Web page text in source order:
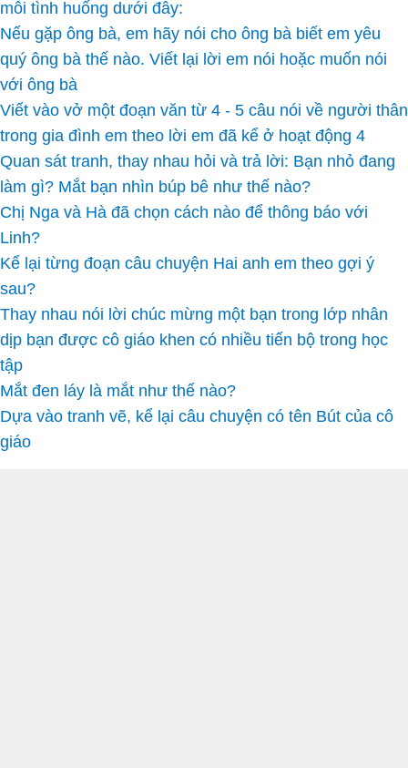
mỗi tình huống dưới đây:
Nếu gặp ông bà, em hãy nói cho ông bà biết em yêu
quý ông bà thế nào. Viết lại lời em nói hoặc muốn nói
với ông bà
Viết vào vở một đoạn văn từ 4 - 5 câu nói về người thân
trong gia đình em theo lời em đã kể ở hoạt động 4
Quan sát tranh, thay nhau hỏi và trả lời: Bạn nhỏ đang
làm gì? Mắt bạn nhìn búp bê như thế nào?
Chị Nga và Hà đã chọn cách nào để thông báo với
Linh?
Kể lại từng đoạn câu chuyện Hai anh em theo gợi ý
sau?
Thay nhau nói lời chúc mừng một bạn trong lớp nhân
dịp bạn được cô giáo khen có nhiều tiến bộ trong học
tập
Mắt đen láy là mắt như thế nào?
Dựa vào tranh vẽ, kể lại câu chuyện có tên Bút của cô
giáo